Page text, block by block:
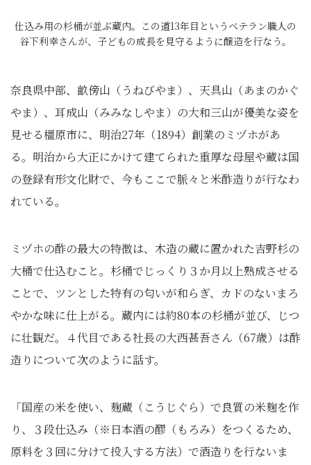
仕込み用の杉桶が並ぶ蔵内。この道13年目というベテラン職人の
谷下利幸さんが、子どもの成長を見守るように醸造を行なう。
奈良県中部、畝傍山（うねびやま）、天具山（あまのかぐ
やま）、耳成山（みみなしやま）の大和三山が優美な姿を
見せる橿原市に、明治27年（1894）創業のミヅホがあ
る。明治から大正にかけて建てられた重厚な母屋や蔵は国
の登録有形文化財で、今もここで脈々と米酢造りが行なわ
れている。
ミヅホの酢の最大の特徴は、木造の蔵に置かれた吉野杉の
大桶で仕込むこと。杉桶でじっくり３か月以上熟成させる
ことで、ツンとした特有の匂いが和らぎ、カドのないまろ
やかな味に仕上がる。蔵内には約80本の杉桶が並び、じつ
に壮観だ。４代目である社長の大西甚吾さん（67歳）は酢
造りについて次のように話す。
「国産の米を使い、麹蔵（こうじぐら）で良質の米麹を作
り、３段仕込み（※日本酒の醪（もろみ）をつくるため、
原料を３回に分けて投入する方法）で酒造りを行ないま